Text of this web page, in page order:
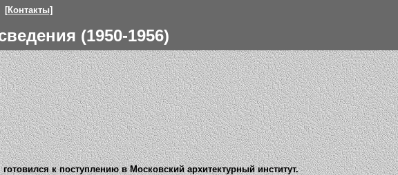
[Контакты]
(1950-1956)
к поступлению в Московский архитектурный институт.